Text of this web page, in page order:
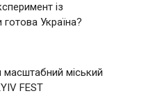
із
Україна?
масштабний міський
FEST